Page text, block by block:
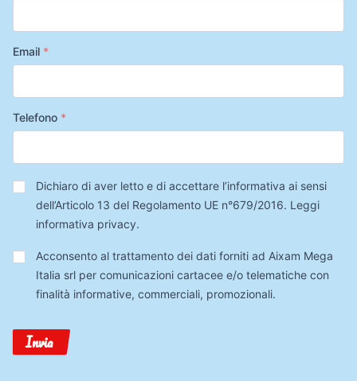
Email *
Telefono *
Privacy*
Dichiaro di aver letto e di accettare l’informativa ai sensi
dell’Articolo 13 del Regolamento UE n°679/2016. Leggi
informativa privacy.
Trattamento
Dati
Acconsento al trattamento dei dati forniti ad Aixam Mega
Italia srl per comunicazioni cartacee e/o telematiche con
finalità informative, commerciali, promozionali.
Invia